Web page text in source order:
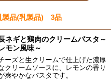
製品(乳製品) 3品
ネギと鶏肉のクリームパスタ～
モン風味～
ーズと生クリームで仕上げた濃厚
クリームソースに、レモンの香り
爽やかなパスタです。